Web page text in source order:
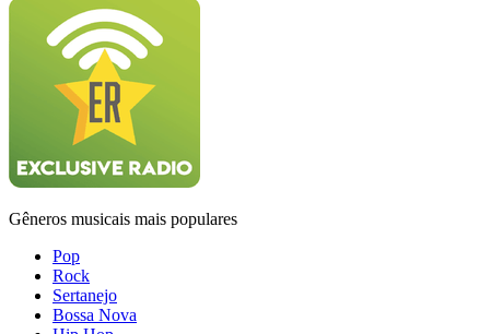
Gêneros musicais mais populares
Pop
Rock
Sertanejo
Bossa Nova